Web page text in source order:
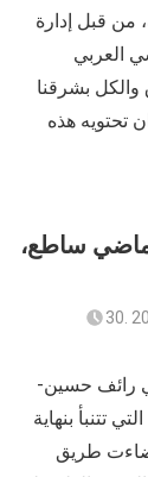
من قبل إدارة
العربي
بشرقنا
تحتويه هذه
ساطع،
مقال بصفحة 76 الكاتب والمحلل والباحث السياسي رائف حسين‪-
تتنبأ بنهاية
طريق